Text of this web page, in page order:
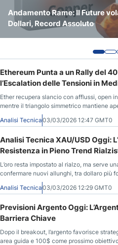
Andamento Rame: Il Future
Dollari, Record Assoluto
Previsioni Bitcoin/Usd: Estate
a Fine Anno
Petrolio e Mercati: Nuovo
che dà ragione ai Mercati
Ethereum Punta a un Rally del
l’Escalation delle Tensioni in
Ether recupera slancio con afflussi, open
mentre il triangolo simmetrico mantiene
area 2.800$ se supera le resistenze vicine.
Analisi Tecnica03/03/2026 12:47 GMT0
Analisi Tecnica XAU/USD Oggi:
Resistenza in Pieno Trend
L’oro resta impostato al rialzo, ma serve
confermare nuovi allunghi, tra dollaro più
Analisi Tecnica03/03/2026 12:29 GMT0
Previsioni Argento Oggi:
Barriera Chiave
Dopo il breakout, l’argento favorisce
area guida e 100$ come prossimo